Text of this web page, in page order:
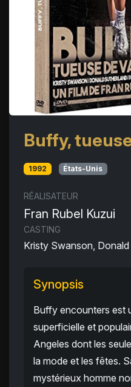
Buffy,
1992 États-Unis
RÉALISATEUR
Fran Rubel Kuzui
CASTING
Kristy Swanson,
Synopsis
Buffy encounters est
superficielle et
Angeles dont les
la mode et les fêtes.
mystérieux homme